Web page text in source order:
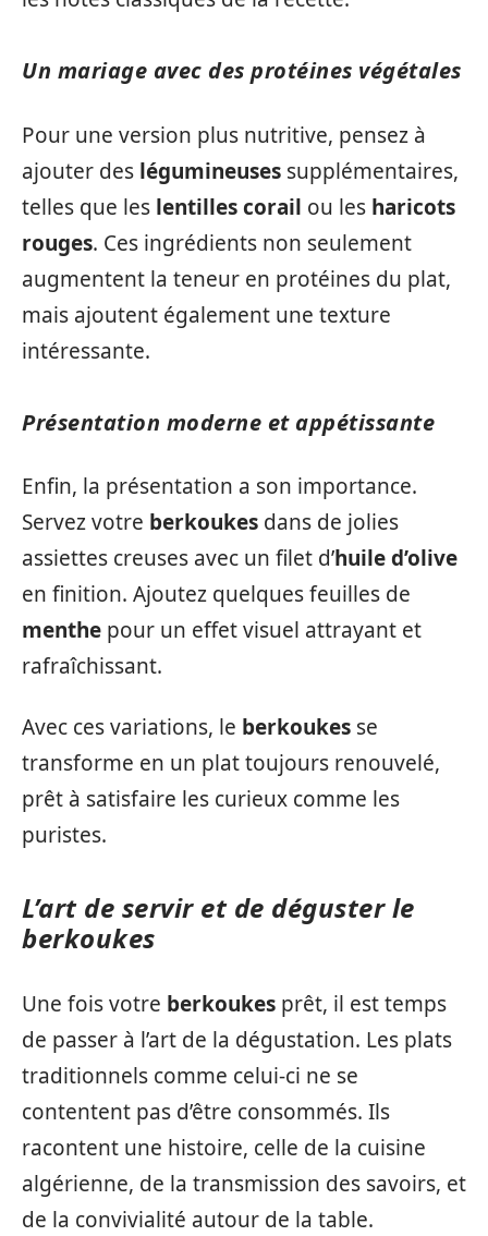
Un mariage avec des protéines végétales
Pour une version plus nutritive, pensez à
ajouter des légumineuses supplémentaires,
telles que les lentilles corail ou les haricots
rouges. Ces ingrédients non seulement
augmentent la teneur en protéines du plat,
mais ajoutent également une texture
intéressante.
Présentation moderne et appétissante
Enfin, la présentation a son importance.
Servez votre berkoukes dans de jolies
assiettes creuses avec un filet d’huile d’olive
en finition. Ajoutez quelques feuilles de
menthe pour un effet visuel attrayant et
rafraîchissant.
Avec ces variations, le berkoukes se
transforme en un plat toujours renouvelé,
prêt à satisfaire les curieux comme les
puristes.
L’art de servir et de déguster le
berkoukes
Une fois votre berkoukes prêt, il est temps
de passer à l’art de la dégustation. Les plats
traditionnels comme celui-ci ne se
contentent pas d’être consommés. Ils
racontent une histoire, celle de la cuisine
algérienne, de la transmission des savoirs, et
de la convivialité autour de la table.